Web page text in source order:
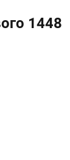
1448